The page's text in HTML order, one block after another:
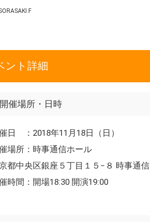
ント詳細
開催場所・日時
日 ：2018年11月18日（日）
場所：時事通信ホール
都中央区銀座５丁目１５−８ 時事通
時間：開場18:30 開演19:00